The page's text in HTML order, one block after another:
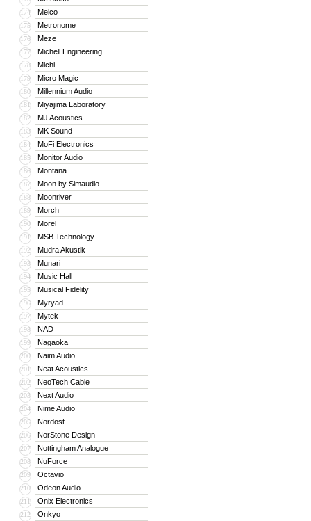
174 Melco
175 Metronome
176 Meze
177 Michell Engineering
178 Michi
179 Micro Magic
180 Millennium Audio
181 Miyajima Laboratory
182 MJ Acoustics
183 MK Sound
184 MoFi Electronics
185 Monitor Audio
186 Montana
187 Moon by Simaudio
188 Moonriver
189 Morch
190 Morel
191 MSB Technology
192 Mudra Akustik
193 Munari
194 Music Hall
195 Musical Fidelity
196 Myryad
197 Mytek
198 NAD
199 Nagaoka
200 Naim Audio
201 Neat Acoustics
202 NeoTech Cable
203 Next Audio
204 Nime Audio
205 Nordost
206 NorStone Design
207 Nottingham Analogue
208 NuForce
209 Octavio
210 Odeon Audio
211 Onix Electronics
212 Onkyo